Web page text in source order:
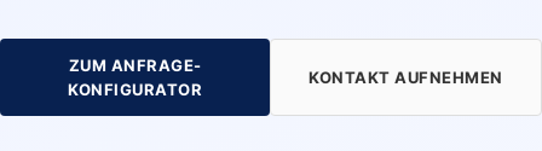
ZUM ANFRAGE-
KONFIGURATOR
KONTAKT AUFNEHMEN